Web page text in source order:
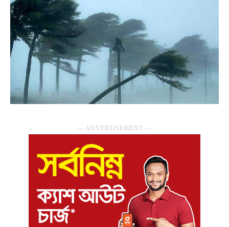
― ADVERTISEMENT ―